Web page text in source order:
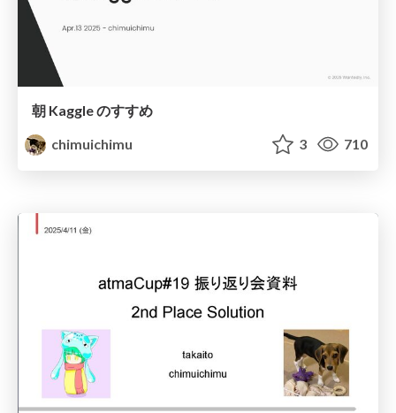
朝 Kaggle のすすめ
chimuichimu
3 710